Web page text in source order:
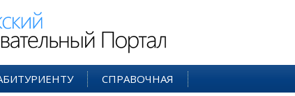
СПРАВОЧНАЯ